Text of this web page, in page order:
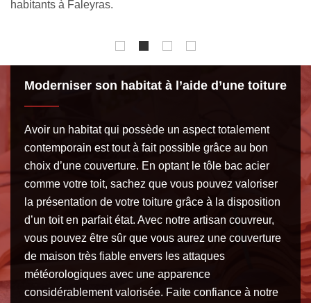
Moderniser son habitat à l’aide d’une toiture
Avoir un habitat qui possède un aspect totalement
contemporain est tout à fait possible grâce au bon
choix d’une couverture. En optant le tôle bac acier
comme votre toit, sachez que vous pouvez valoriser
la présentation de votre toiture grâce à la disposition
d’un toit en parfait état. Avec notre artisan couvreur,
vous pouvez être sûr que vous aurez une couverture
de maison très fiable envers les attaques
météorologiques avec une apparence
considérablement valorisée. Faite confiance à notre